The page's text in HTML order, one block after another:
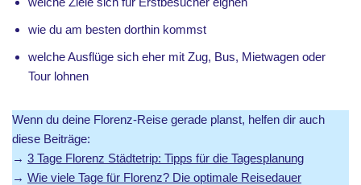
wie du am besten dorthin kommst
welche Ausflüge sich eher mit Zug, Bus, Mietwagen oder
Tour lohnen
Wenn du deine Florenz-Reise gerade planst, helfen dir auch
diese Beiträge:
→ 3 Tage Florenz Städtetrip: Tipps für die Tagesplanung
→ Wie viele Tage für Florenz? Die optimale Reisedauer